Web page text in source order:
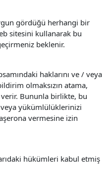
gördüğü herhangi bir
sitesini kullanarak bu
beklenir.
haklarını ve / veya
olmaksızın atama,
Bununla birlikte, bu
veya yükümlülüklerinizi
vermesine izin
hükümleri kabul etmiş